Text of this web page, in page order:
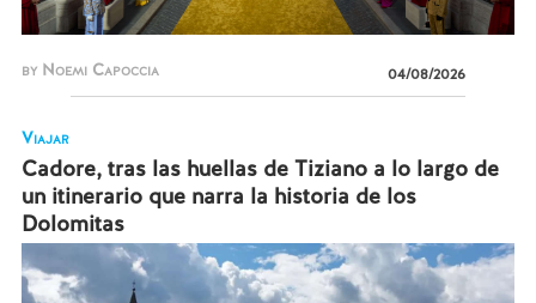
by Noemi Capoccia 04/08/2026
Viajar
Cadore, tras las huellas de Tiziano a lo largo de
un itinerario que narra la historia de los
Dolomitas